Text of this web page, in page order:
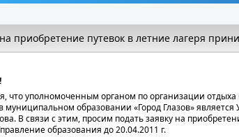
приобретение путевок в летние лагеря
что уполномоченным органом по организации отдыха
муниципальном образовании «Город Глазов»
В связи с этим, просим подать заявку на
образования до 20.04.2011 г.